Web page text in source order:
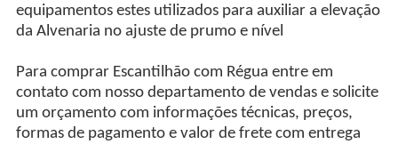
equipamentos estes utilizados para auxiliar a elevação
da Alvenaria no ajuste de prumo e nível
Para comprar Escantilhão com Régua entre em
contato com nosso departamento de vendas e solicite
um orçamento com informações técnicas, preços,
formas de pagamento e valor de frete com entrega